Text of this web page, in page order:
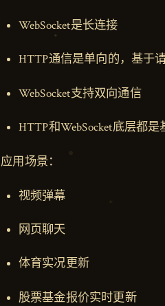
WebSocket是长连接
HTTP通信是单向的，基于
WebSocket支持双向通信
HTTP和WebSocket底层都
应用场景：
视频弹幕
网页聊天
体育实况更新
股票基金报价实时更新